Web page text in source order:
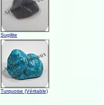
Sugilite
Turquoise (Véritable)